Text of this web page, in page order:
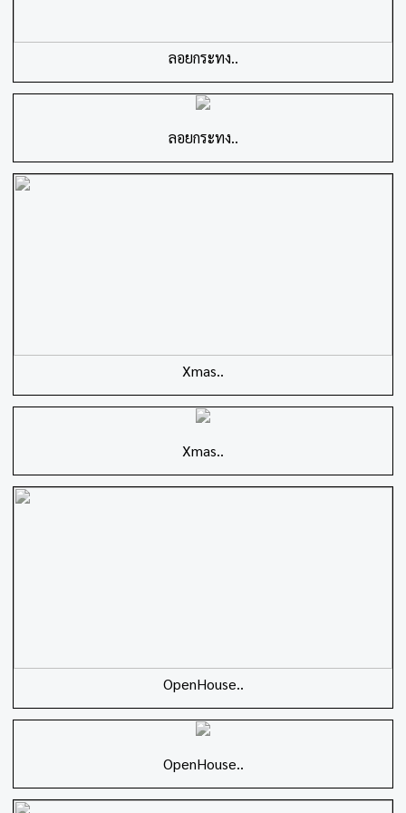
ลอยกระทง..
ลอยกระทง..
Xmas..
Xmas..
OpenHouse..
OpenHouse..